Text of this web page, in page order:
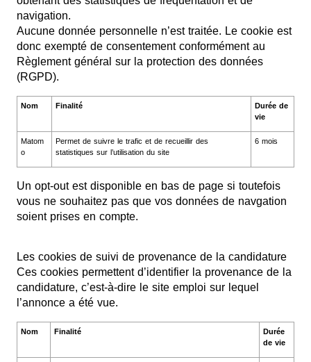
navigation.
Aucune donnée personnelle n’est traitée. Le cookie est
donc exempté de consentement conformément au
Règlement général sur la protection des données
(RGPD).
Nom Finalité
Durée de
vie
Matom
o
Permet de suivre le trafic et de recueillir des
statistiques sur l’utilisation du site
6 mois
Un opt-out est disponible en bas de page si toutefois
vous ne souhaitez pas que vos données de navgation
soient prises en compte.
Les cookies de suivi de provenance de la candidature
Ces cookies permettent d’identifier la provenance de la
candidature, c’est-à-dire le site emploi sur lequel
l’annonce a été vue.
Nom Finalité
Durée
de vie